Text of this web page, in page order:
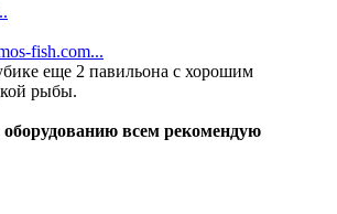
fish.com...
еще 2 павильона с хорошим
рыбы.
всем рекомендую